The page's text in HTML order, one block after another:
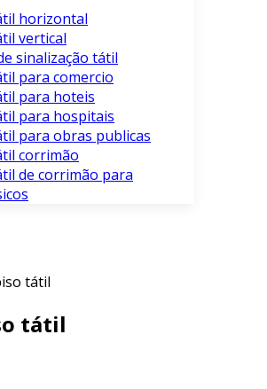
horizontal
vertical
sinalização tátil
para comercio
para hoteis
para hospitais
para obras publicas
corrimão
de corrimão para
tátil
tátil